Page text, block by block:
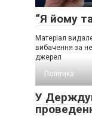
“Я йому
Матеріал
вибачення за
джерел
Політика
У